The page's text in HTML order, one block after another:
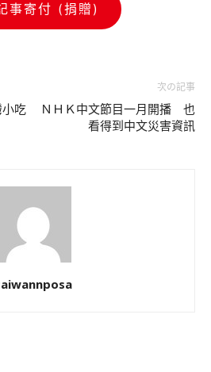
事寄付 (捐贈)
吃
次の記事
ＮＨＫ中文節目一月開播 也
看得到中文災害資訊